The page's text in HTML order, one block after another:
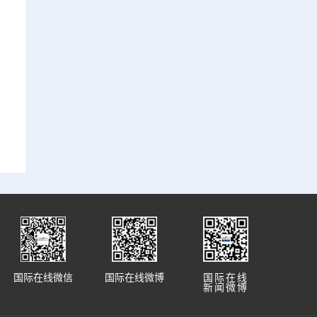
国际在线
新闻微博
国际在线微博
国际在线微信